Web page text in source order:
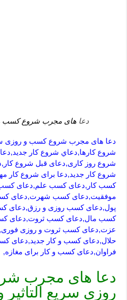
دعا های مجرب شروع کسب و
دعا های مجرب شروع کسب و روزی
شروع کارها,دعاي شروع كار
شروع روز کاری,دعای قبل شروع
شروع کار جدید,دعا برای شروع
کسب کار,دعای کسب علم,دعای
موفقیت,دعای کسب شهرت,دعای
پول,دعای کسب روزی و رزق,دعای
کسب مال,دعای کسب ثروت,دعای
عزت,دعای کسب ثروت و روزی
حلال,دعای کسب و کار جدید,دعای
فراوان,دعای کسب و کار برای مغازه,
دعا های مجرب
روزی سریع